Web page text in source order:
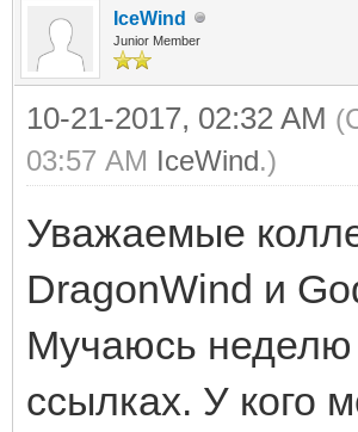
IceWind
Junior Member
10-21-2017, 02:32 AM
03:57 AM IceWind.)
Уважаемые
DragonWind и
Мучаюсь неделю
ссылках. У кого